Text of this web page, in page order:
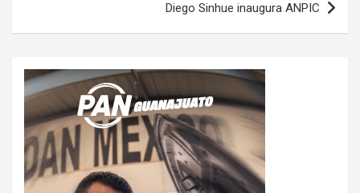
Diego Sinhue inaugura ANPIC